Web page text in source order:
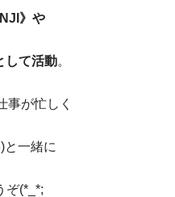
》や
して活動。
事が忙しく
と一緒に
ぞ(*_*;